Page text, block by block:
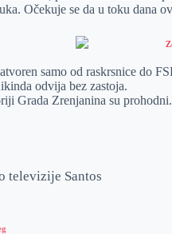
Očekuje se da u toku dana
samo od raskrsnice do
odvija bez zastoja.
Grada Zrenjanina su prohodni.
televizije Santos